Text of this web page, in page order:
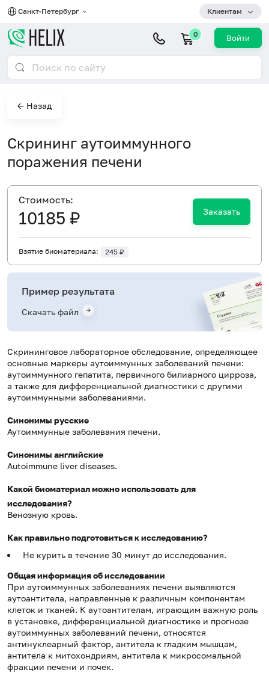
Санкт-Петербург Клиентам
0 Войти
← Назад
Скрининг аутоиммунного
поражения печени
Скрининговое лабораторное обследование, определяющее
основные маркеры аутоиммунных заболеваний печени:
аутоиммунного гепатита, первичного билиарного цирроза,
а также для дифференциальной диагностики с другими
аутоиммунными заболеваниями.
Синонимы русские
Аутоиммунные заболевания печени.
Синонимы английские
Autoimmune liver diseases.
Какой биоматериал можно использовать для
исследования?
Венозную кровь.
Как правильно подготовиться к исследованию?
Не курить в течение 30 минут до исследования.
Общая информация об исследовании
При аутоиммунных заболеваниях печени выявляются
аутоантитела, направленные к различным компонентам
клеток и тканей. К аутоантителам, играющим важную роль
в установке, дифференциальной диагностике и прогнозе
аутоиммунных заболеваний печени, относятся
антинуклеарный фактор, антитела к гладким мышцам,
антитела к митохондриям, антитела к микросомальной
фракции печени и почек.
Cтоимость:
10185 ₽ Заказать
Взятие биоматериала: 245 ₽
Пример результата
Скачать файл